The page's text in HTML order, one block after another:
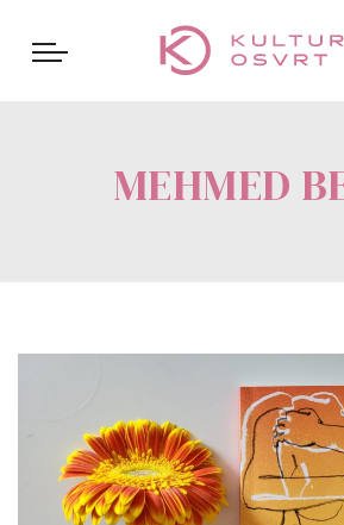
MEHMED